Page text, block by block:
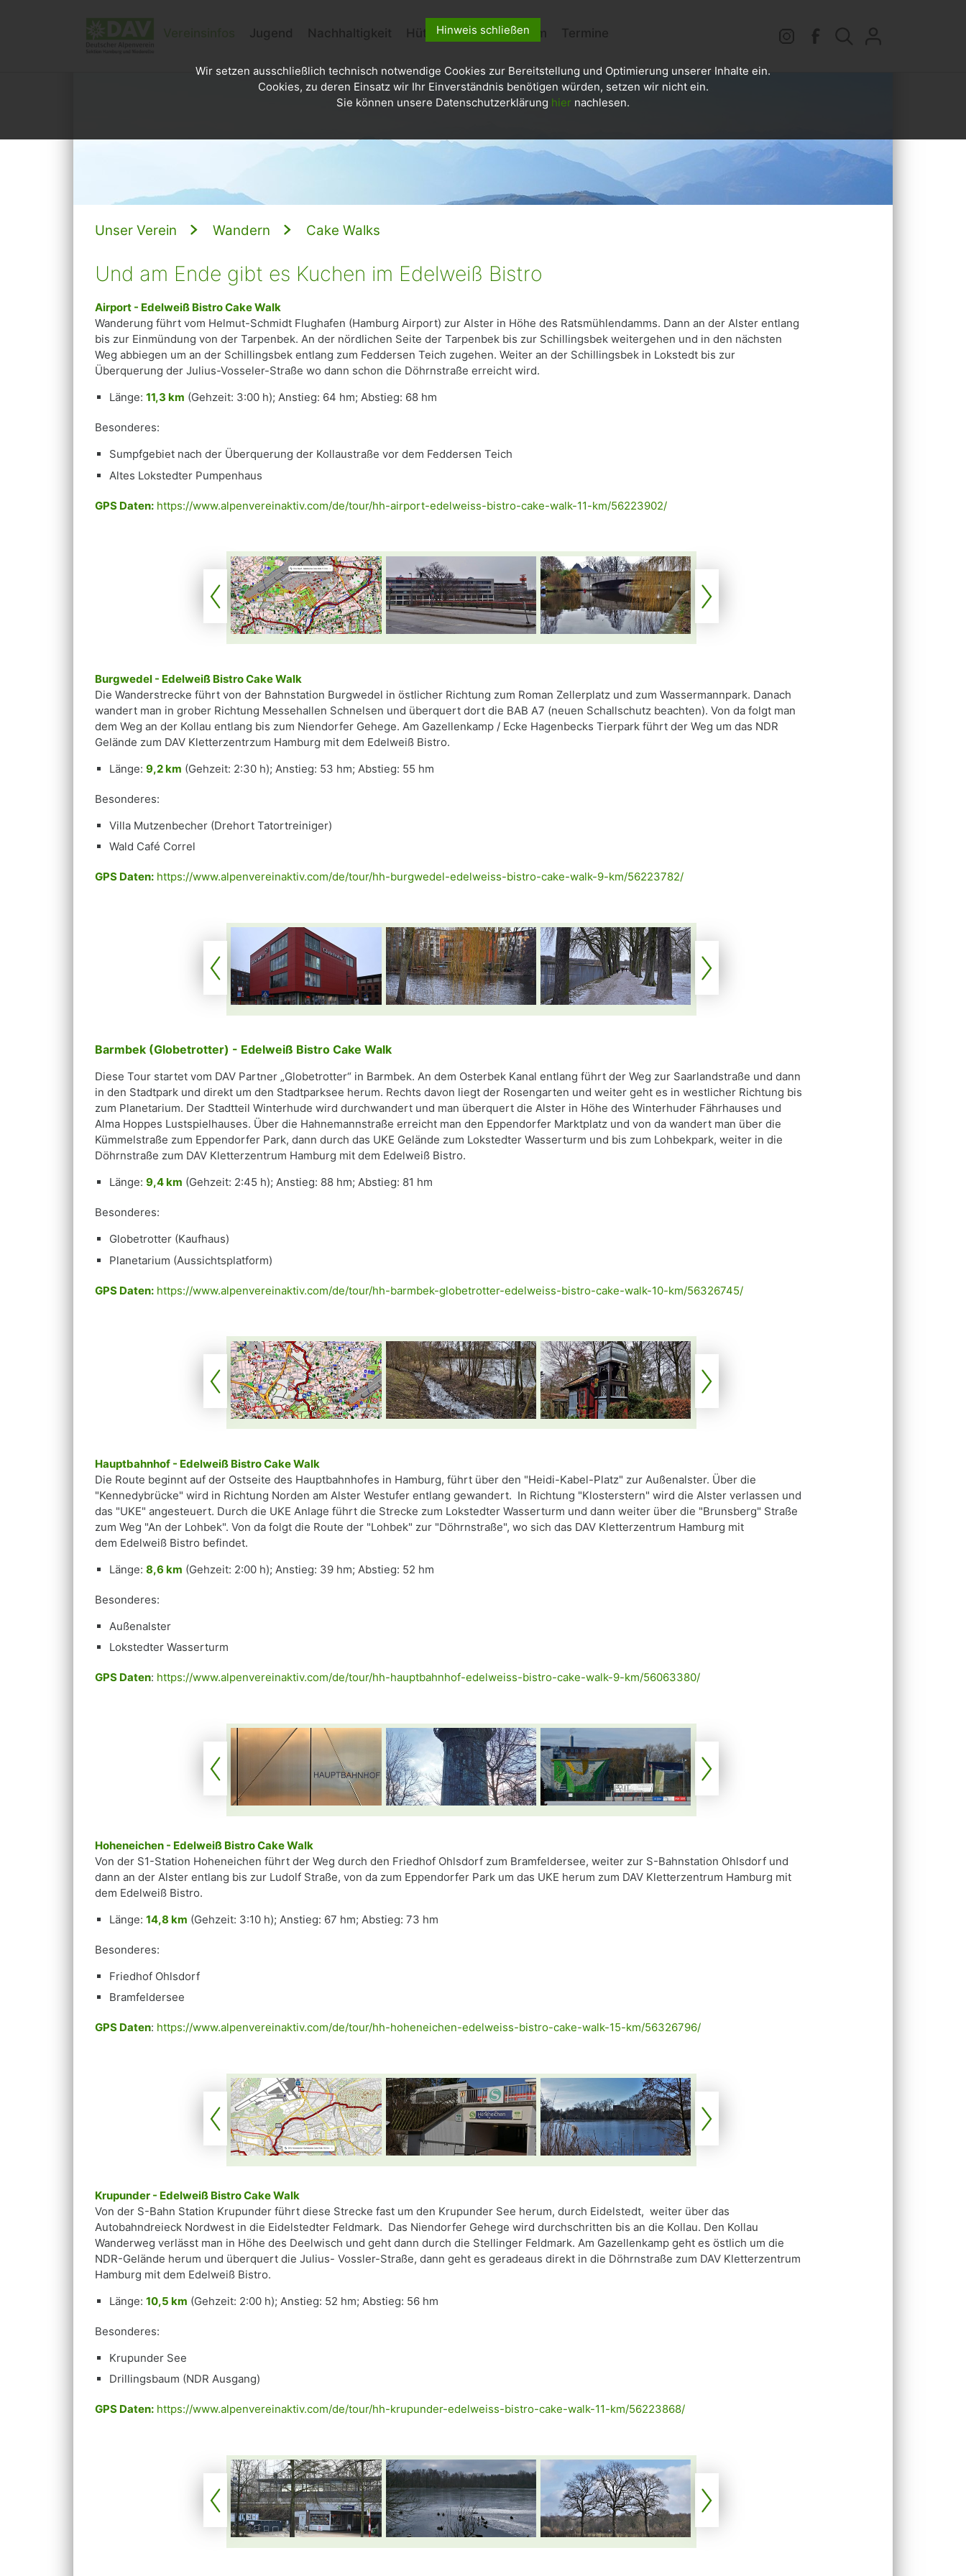
Jugend Nachhaltigkeit Hütten Kletterzentrum Termine
Unser Verein Wandern Cake Walks
Und am Ende gibt es Kuchen im Edelweiß Bistro
Airport - Edelweiß Bistro Cake Walk
Wanderung führt vom Helmut-Schmidt Flughafen (Hamburg Airport) zur Alster in Höhe des Ratsmühlendamms. Dann an der Alster entlang
bis zur Einmündung von der Tarpenbek. An der nördlichen Seite der Tarpenbek bis zur Schillingsbek weitergehen und in den nächsten
Weg abbiegen um an der Schillingsbek entlang zum Feddersen Teich zugehen. Weiter an der Schillingsbek in Lokstedt bis zur
Überquerung der Julius-Vosseler-Straße wo dann schon die Döhrnstraße erreicht wird.
Länge: 11,3 km (Gehzeit: 3:00 h); Anstieg: 64 hm; Abstieg: 68 hm
Besonderes:
Sumpfgebiet nach der Überquerung der Kollaustraße vor dem Feddersen Teich
Altes Lokstedter Pumpenhaus
GPS Daten: https://www.alpenvereinaktiv.com/de/tour/hh-airport-edelweiss-bistro-cake-walk-11-km/56223902/
Burgwedel - Edelweiß Bistro Cake Walk
Die Wanderstrecke führt von der Bahnstation Burgwedel in östlicher Richtung zum Roman Zellerplatz und zum Wassermannpark. Danach
wandert man in grober Richtung Messehallen Schnelsen und überquert dort die BAB A7 (neuen Schallschutz beachten). Von da folgt man
dem Weg an der Kollau entlang bis zum Niendorfer Gehege. Am Gazellenkamp / Ecke Hagenbecks Tierpark führt der Weg um das NDR
Gelände zum DAV Kletterzentrzum Hamburg mit dem Edelweiß Bistro.
Länge: 9,2 km (Gehzeit: 2:30 h); Anstieg: 53 hm; Abstieg: 55 hm
Besonderes:
Villa Mutzenbecher (Drehort Tatortreiniger)
Wald Café Correl
GPS Daten: https://www.alpenvereinaktiv.com/de/tour/hh-burgwedel-edelweiss-bistro-cake-walk-9-km/56223782/
Barmbek (Globetrotter) - Edelweiß Bistro Cake Walk
Diese Tour startet vom DAV Partner „Globetrotter“ in Barmbek. An dem Osterbek Kanal entlang führt der Weg zur Saarlandstraße und dann
in den Stadtpark und direkt um den Stadtparksee herum. Rechts davon liegt der Rosengarten und weiter geht es in westlicher Richtung bis
zum Planetarium. Der Stadtteil Winterhude wird durchwandert und man überquert die Alster in Höhe des Winterhuder Fährhauses und
Alma Hoppes Lustspielhauses. Über die Hahnemannstraße erreicht man den Eppendorfer Marktplatz und von da wandert man über die
Kümmelstraße zum Eppendorfer Park, dann durch das UKE Gelände zum Lokstedter Wasserturm und bis zum Lohbekpark, weiter in die
Döhrnstraße zum DAV Kletterzentrum Hamburg mit dem Edelweiß Bistro.
Länge: 9,4 km (Gehzeit: 2:45 h); Anstieg: 88 hm; Abstieg: 81 hm
Besonderes:
Globetrotter (Kaufhaus)
Planetarium (Aussichtsplatform)
GPS Daten: https://www.alpenvereinaktiv.com/de/tour/hh-barmbek-globetrotter-edelweiss-bistro-cake-walk-10-km/56326745/
Hauptbahnhof - Edelweiß Bistro Cake Walk
Die Route beginnt auf der Ostseite des Hauptbahnhofes in Hamburg, führt über den "Heidi-Kabel-Platz" zur Außenalster. Über die
"Kennedybrücke" wird in Richtung Norden am Alster Westufer entlang gewandert. In Richtung "Klosterstern" wird die Alster verlassen und
das "UKE" angesteuert. Durch die UKE Anlage führt die Strecke zum Lokstedter Wasserturm und dann weiter über die "Brunsberg" Straße
zum Weg "An der Lohbek". Von da folgt die Route der "Lohbek" zur "Döhrnstraße", wo sich das DAV Kletterzentrum Hamburg mit
dem Edelweiß Bistro befindet.
Länge: 8,6 km (Gehzeit: 2:00 h); Anstieg: 39 hm; Abstieg: 52 hm
Besonderes:
Außenalster
Lokstedter Wasserturm
GPS Daten: https://www.alpenvereinaktiv.com/de/tour/hh-hauptbahnhof-edelweiss-bistro-cake-walk-9-km/56063380/
Hoheneichen - Edelweiß Bistro Cake Walk
Von der S1-Station Hoheneichen führt der Weg durch den Friedhof Ohlsdorf zum Bramfeldersee, weiter zur S-Bahnstation Ohlsdorf und
dann an der Alster entlang bis zur Ludolf Straße, von da zum Eppendorfer Park um das UKE herum zum DAV Kletterzentrum Hamburg mit
dem Edelweiß Bistro.
Länge: 14,8 km (Gehzeit: 3:10 h); Anstieg: 67 hm; Abstieg: 73 hm
Besonderes:
Friedhof Ohlsdorf
Bramfeldersee
GPS Daten: https://www.alpenvereinaktiv.com/de/tour/hh-hoheneichen-edelweiss-bistro-cake-walk-15-km/56326796/
Krupunder - Edelweiß Bistro Cake Walk
Von der S-Bahn Station Krupunder führt diese Strecke fast um den Krupunder See herum, durch Eidelstedt, weiter über das
Autobahndreieck Nordwest in die Eidelstedter Feldmark. Das Niendorfer Gehege wird durchschritten bis an die Kollau. Den Kollau
Wanderweg verlässt man in Höhe des Deelwisch und geht dann durch die Stellinger Feldmark. Am Gazellenkamp geht es östlich um die
NDR-Gelände herum und überquert die Julius- Vossler-Straße, dann geht es geradeaus direkt in die Döhrnstraße zum DAV Kletterzentrum
Hamburg mit dem Edelweiß Bistro.
Länge: 10,5 km (Gehzeit: 2:00 h); Anstieg: 52 hm; Abstieg: 56 hm
Besonderes:
Krupunder See
Drillingsbaum (NDR Ausgang)
GPS Daten: https://www.alpenvereinaktiv.com/de/tour/hh-krupunder-edelweiss-bistro-cake-walk-11-km/56223868/
Hinweis schließen
Wir setzen ausschließlich technisch notwendige Cookies zur Bereitstellung und Optimierung unserer Inhalte ein.
Cookies, zu deren Einsatz wir Ihr Einverständnis benötigen würden, setzen wir nicht ein.
Sie können unsere Datenschutzerklärung hier nachlesen.